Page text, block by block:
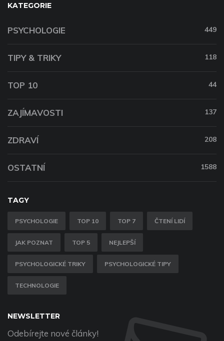
KATEGORIE
PSYCHOLOGIE 449
TIPY & TRIKY 118
TOP 10 44
ZAJÍMAVOSTI 137
ZDRAVÍ 208
OSTATNÍ 1588
TAGY
PSYCHOLOGIE TOP 10 TOP 7 ČTENÍ LIDÍ
JAK POZNAT TOP 5 NEJLEPŠÍ
PSYCHOLOGICKÉ TRIKY PSYCHOLOGICKÉ TIPY
TECHNOLOGIE
NEWSLETTER
Odebírejte nové články!